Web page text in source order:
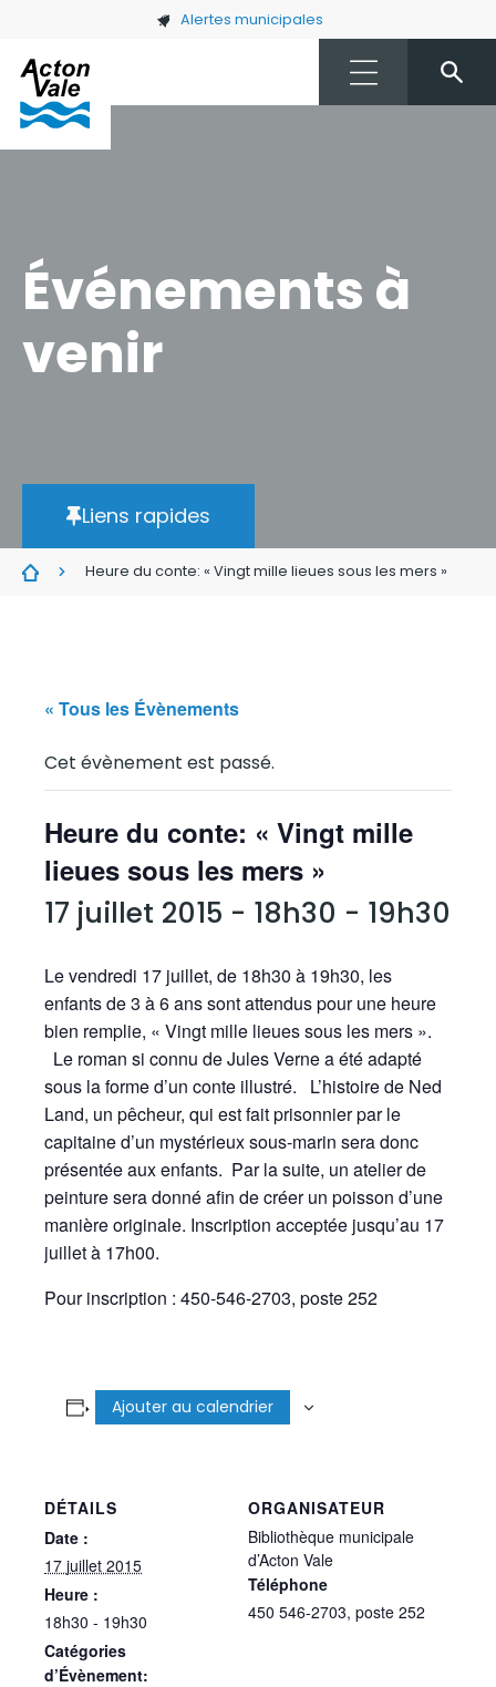
Skip to main content Alertes municipales
Événements à
venir
Liens rapides
Heure du conte: « Vingt mille lieues sous les mers »
« Tous les Évènements
Cet évènement est passé.
Heure du conte: « Vingt mille
lieues sous les mers »
17 juillet 2015 - 18h30 - 19h30
Le vendredi 17 juillet, de 18h30 à 19h30, les
enfants de 3 à 6 ans sont attendus pour une heure
bien remplie, « Vingt mille lieues sous les mers ».
Le roman si connu de Jules Verne a été adapté
sous la forme d’un conte illustré. L’histoire de Ned
Land, un pêcheur, qui est fait prisonnier par le
capitaine d’un mystérieux sous-marin sera donc
présentée aux enfants. Par la suite, un atelier de
peinture sera donné afin de créer un poisson d’une
manière originale. Inscription acceptée jusqu’au 17
juillet à 17h00.
Pour inscription : 450-546-2703, poste 252
Ajouter au calendrier
DÉTAILS
Date :
17 juillet 2015
Heure :
18h30 - 19h30
Catégories
d’Évènement:
ORGANISATEUR
Bibliothèque municipale
d’Acton Vale
Téléphone
450 546-2703, poste 252